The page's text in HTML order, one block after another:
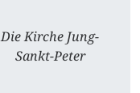
Die Kirche Jung-
Sankt-Peter